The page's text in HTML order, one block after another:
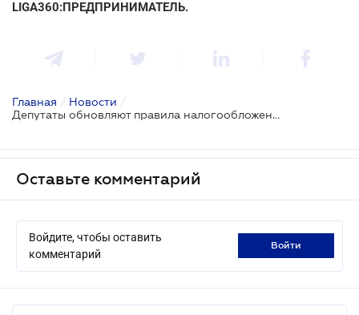
LIGA360:ПРЕДПРИНИМАТЕЛЬ.
Главная / Новости /
Депутаты обновляют правила налогообложения международных посылок: законопроект в Раде
Оставьте комментарий
Войдите, чтобы оставить
комментарий
войти